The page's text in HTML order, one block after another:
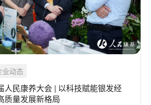
业动态
人民康养大会 | 以科技赋能银发经
质量发展新格局